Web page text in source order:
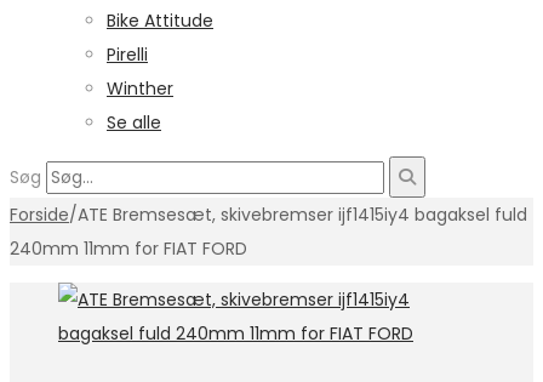
Bike Attitude
Pirelli
Winther
Se alle
Søg
Forside/ATE Bremsesæt, skivebremser ijf1415iy4 bagaksel fuld
240mm 11mm for FIAT FORD